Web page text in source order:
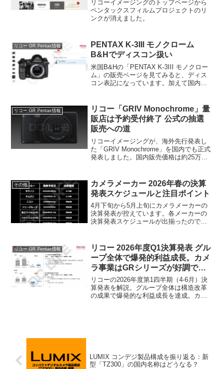
リコーイメージングのトップページから
ペンタックスフィルムプロジェクトのリ
ンクが消えました。
リコー GR Pentax情報
PENTAX K-3III モノクローム
B&Hでディスコン扱い
米国B&Hの「PENTAX K-3III モノクロー
ム」の販売ページを見てみると、ディス
コン表記になっています。加えて国内量
リコー GR Pentax情報
リコー「GRIV Monochrome」量
販店は予約受付終了 公式の抽選
販売への道
リコーイメージングが、海外先行発表し
た「GRIV Monochrome」を国内でも正式
発表しました。国内販売価格は約25万円
その他
カメラメーカー 2026年春の決算
発表スケジュールと注目ポイント
4月下旬から5月上旬にカメラメーカーの
決算発表が控えています。各メーカーの
決算発表スケジュールが出揃ったので表
れる可能性があります。決算発表スケジ
ュールメーカー発...
リコー GR Pentax情報
リコー 2026年度Q1決算発表 グル
ープ全体で爆発的利益成長。カメ
ラ事業はGRシリーズが好調で増
益
リコーの2026年度第1四半期（4-6月）決
算発表を解説。グループ全体は構造改革
の成果で爆発的な利益成長を達成。カメ
LUMIX コンデジ製品構成を振り返る：新
型「TZ300」の国内名称はどうなる？